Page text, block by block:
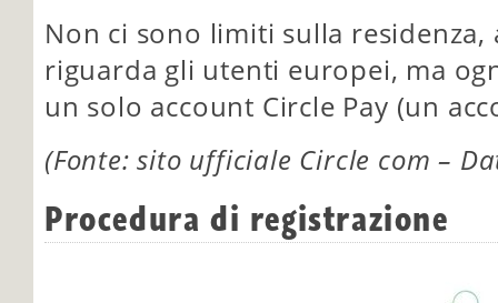
Non ci sono limiti sulla
riguarda gli utenti europei, ma
un solo account Circle Pay (un
(Fonte: sito ufficiale Circle com –
Procedura di registrazione